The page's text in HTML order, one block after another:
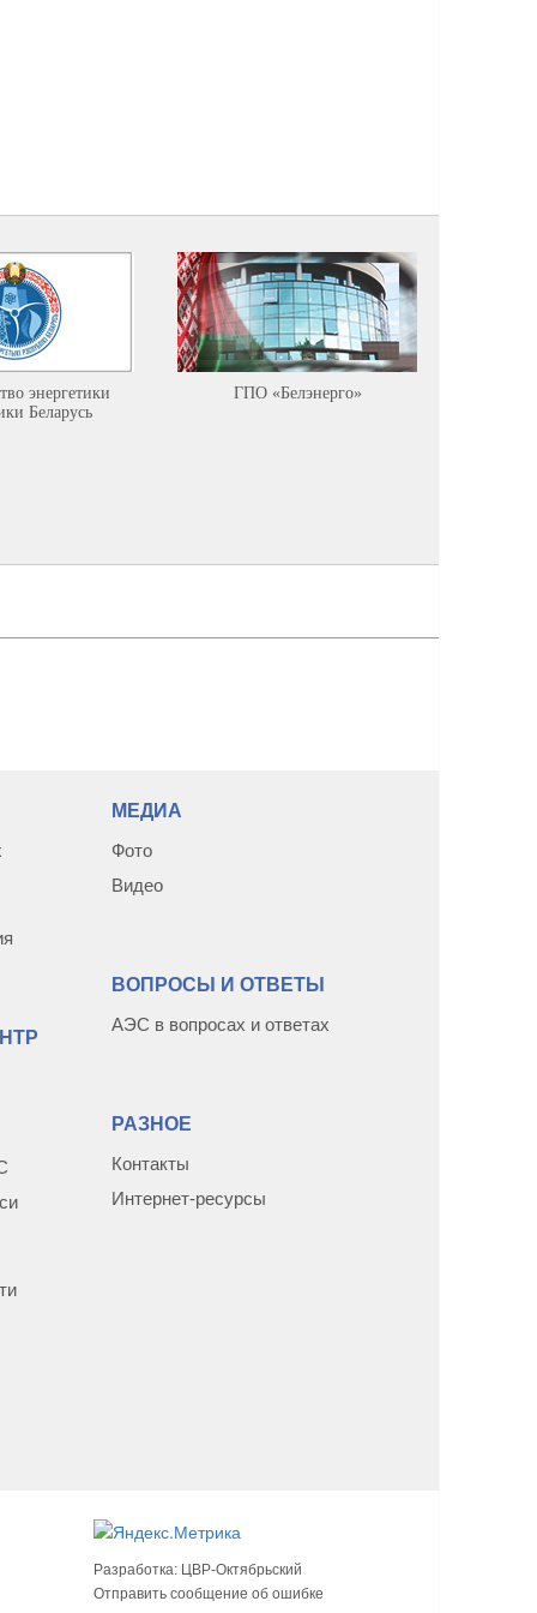
энергетики
Беларусь
ГПО «Белэнерго»
МЕДИА
Фото
Видео
ВОПРОСЫ И ОТВЕТЫ
АЭС в вопросах и ответах
РАЗНОЕ
Контакты
Интернет-ресурсы
Разработка: ЦВР-Октябрьский
Отправить сообщение об ошибке